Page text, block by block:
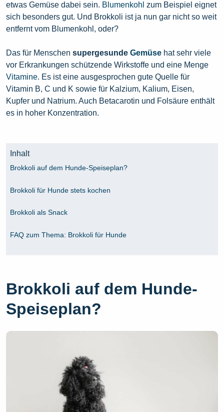
etwas Gemüse dabei sein. Blumenkohl zum Beispiel eignet
sich besonders gut. Und Brokkoli ist ja nun gar nicht so weit
entfernt vom Blumenkohl, oder?
Das für Menschen supergesunde Gemüse hat sehr viele
vor Erkrankungen schützende Wirkstoffe und eine Menge
Vitamine. Es ist eine ausgesprochen gute Quelle für
Vitamin B, C und K sowie für Kalzium, Kalium, Eisen,
Kupfer und Natrium. Auch Betacarotin und Folsäure enthält
es in hoher Konzentration.
Inhalt
Brokkoli auf dem Hunde-Speiseplan?
Brokkoli für Hunde stets kochen
Brokkoli als Snack
FAQ zum Thema: Brokkoli für Hunde
Brokkoli auf dem Hunde-
Speiseplan?